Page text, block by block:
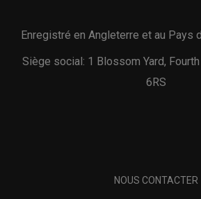
Enregistré en Angleterre et au Pays
Siège social: 1 Blossom Yard, Fourth
6RS
NOUS CONTACTER